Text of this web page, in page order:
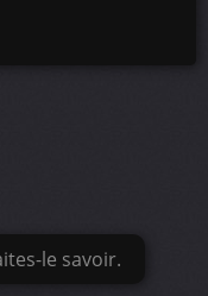
le savoir.